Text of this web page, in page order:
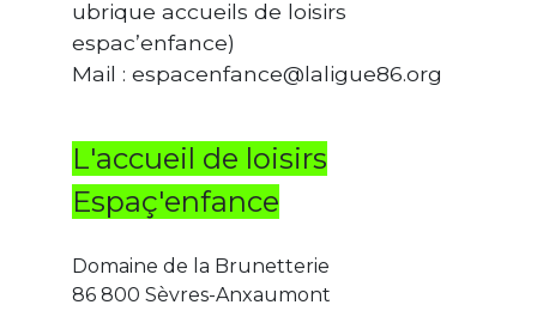
ubrique accueils de loisirs
espac’enfance)
Mail : espacenfance@laligue86.org
L'accueil de loisirs
Espaç'enfance
Domaine de la Brunetterie
86 800 Sèvres-Anxaumont